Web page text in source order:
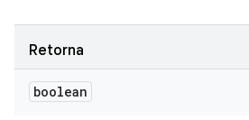
Retorna
boolean